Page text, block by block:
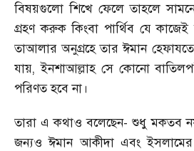
বিষয়গুলো শিখে ফেলে তাহলে
গ্রহণ করুক কিংবা পার্থিব যে
তাআলার অনুগ্রহে তার ঈমান
যায়,ইনশাআল্লাহ সে কোনো
পরিণত হবে না।
তারা এ কথাও বলেছেন- শুধু মকতব
জন্যও ঈমান আকীদা এবং